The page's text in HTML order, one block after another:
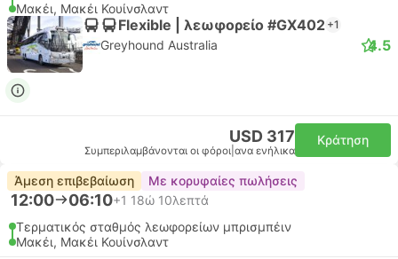
Μακέι, Μακέι Κουίνσλαντ
Flexible | λεωφορείο #GX402 +1
Greyhound Australia 4.5
USD 317
Συμπεριλαμβάνονται οι φόροι ανα ενήλικα
Κράτηση
Άμεση επιβεβαίωση Με κορυφαίες πωλήσεις
12:00 06:10+1 18ώ 10λεπτά
Τερματικός σταθμός λεωφορείων μπρισμπέιν
Μακέι, Μακέι Κουίνσλαντ